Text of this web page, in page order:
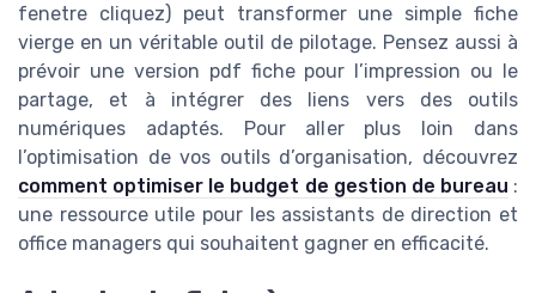
fenetre cliquez) peut transformer une simple fiche
vierge en un véritable outil de pilotage. Pensez aussi à
prévoir une version pdf fiche pour l’impression ou le
partage, et à intégrer des liens vers des outils
numériques adaptés. Pour aller plus loin dans
l’optimisation de vos outils d’organisation, découvrez
comment optimiser le budget de gestion de bureau :
une ressource utile pour les assistants de direction et
office managers qui souhaitent gagner en efficacité.